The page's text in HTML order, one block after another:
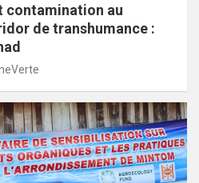
contamination au
de transhumance :